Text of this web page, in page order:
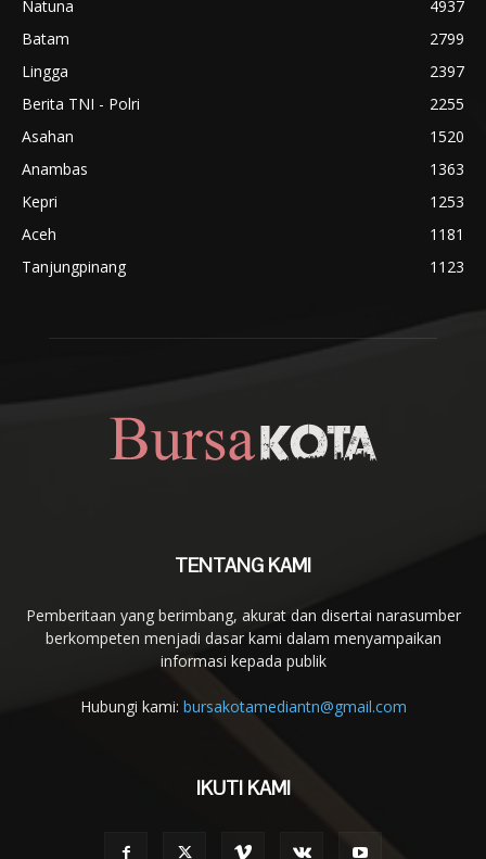
Natuna
4937
Batam
2799
Lingga
2397
Berita TNI - Polri
2255
Asahan
1520
Anambas
1363
Kepri
1253
Aceh
1181
Tanjungpinang
1123
TENTANG KAMI
Pemberitaan yang berimbang, akurat dan disertai narasumber
berkompeten menjadi dasar kami dalam menyampaikan
informasi kepada publik
Hubungi kami: bursakotamediantn@gmail.com
IKUTI KAMI